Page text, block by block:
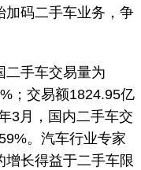
加码二手车业务，争
手车交易量为
；交易额1824.95亿
3月，国内二手车交
。汽车行业专家
增长得益于二手车限